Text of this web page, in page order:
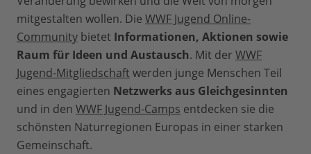
mitgestalten wollen. Die WWF Jugend Online-
Community bietet Informationen, Aktionen sowie
Raum für Ideen und Austausch. Mit der WWF
Jugend-Mitgliedschaft werden junge Menschen Teil
eines engagierten Netzwerks aus Gleichgesinnten
und in den WWF Jugend-Camps entdecken sie die
schönsten Naturregionen Europas in einer starken
Gemeinschaft.